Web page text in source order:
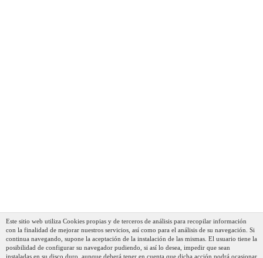
Paella, Antiadherente ILAG Ecológico Sin PFOA, 3 Mm
Espesor, Aluminio Prensado, Apta Todas Las Cocinas,
Vitrocerámica, Gas, Horno
41,33 € 28,00 €
Este sitio web utiliza Cookies propias y de terceros de análisis para recopilar información
con la finalidad de mejorar nuestros servicios, así como para el análisis de su navegación. Si
continua navegando, supone la aceptación de la instalación de las mismas. El usuario tiene la
posibilidad de configurar su navegador pudiendo, si así lo desea, impedir que sean
instaladas en su disco duro, aunque deberá tener en cuenta que dicha acción podrá ocasionar